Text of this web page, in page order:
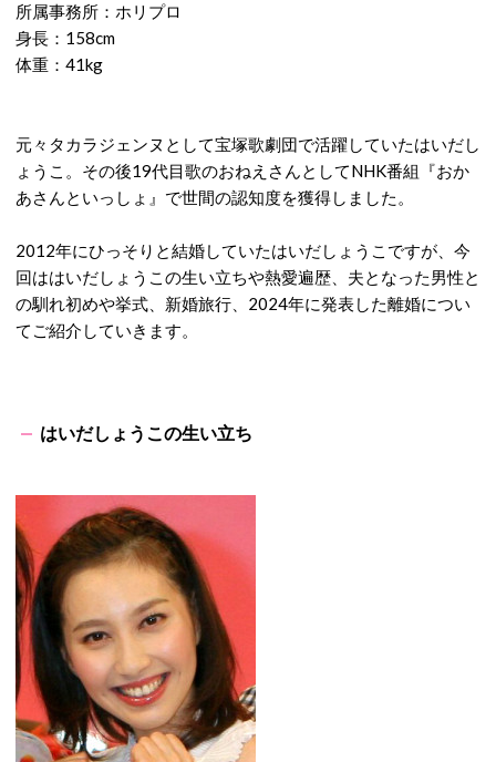
所属事務所：ホリプロ
身長：158cm
体重：41kg
元々タカラジェンヌとして宝塚歌劇団で活躍していたはいだし
ょうこ。その後19代目歌のおねえさんとしてNHK番組『おか
あさんといっしょ』で世間の認知度を獲得しました。
2012年にひっそりと結婚していたはいだしょうこですが、今
回ははいだしょうこの生い立ちや熱愛遍歴、夫となった男性と
の馴れ初めや挙式、新婚旅行、2024年に発表した離婚につい
てご紹介していきます。
はいだしょうこの生い立ち